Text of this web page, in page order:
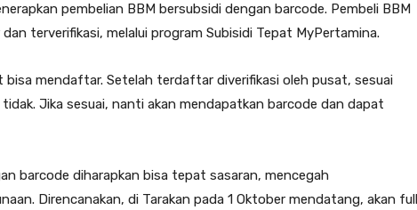
pembelian BBM bersubsidi dengan barcode. Pembeli BBM
terverifikasi, melalui program Subisidi Tepat MyPertamina.
bisa mendaftar. Setelah terdaftar diverifikasi oleh pusat, sesuai
Jika sesuai, nanti akan mendapatkan barcode dan dapat
barcode diharapkan bisa tepat sasaran, mencegah
Direncanakan, di Tarakan pada 1 Oktober mendatang, akan full